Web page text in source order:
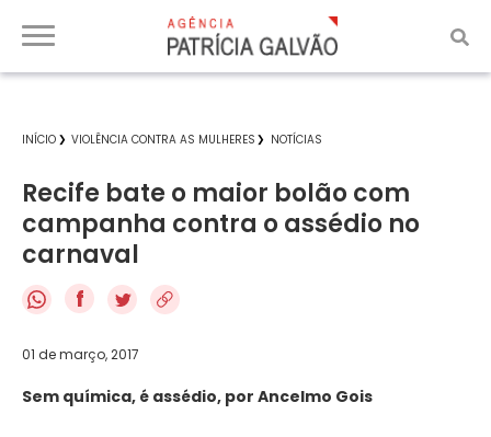
INÍCIO VIOLÊNCIA CONTRA AS MULHERES NOTÍCIAS
Recife bate o maior bolão com
campanha contra o assédio no
carnaval
f
01 de março, 2017
Sem química, é assédio, por Ancelmo Gois